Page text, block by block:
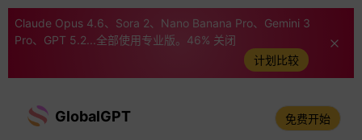
Claude Opus 4.6、Sora 2、Nano Banana Pro、Gemini 3
Pro、GPT 5.2...全部使用专业版。46% 关闭
计划比较
GlobalGPT 免费开始